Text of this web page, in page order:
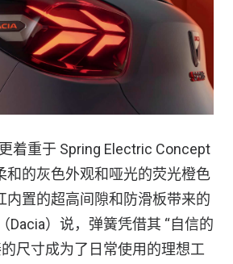
着重于 Spring Electric Concept
和的灰色外观和哑光的荧光橙色
内置的超高间隙和防滑板带来的
Dacia）说，弹簧凭借其 “自信的
的尺寸成为了日常使用的理想工